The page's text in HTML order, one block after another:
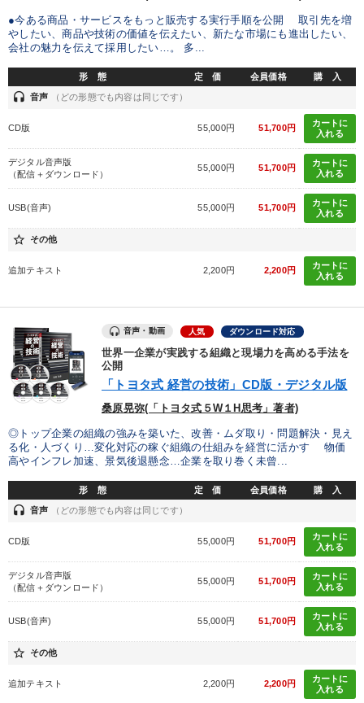
リーダーの器量を学ぶ
テーマ
組織と人を動かすマネジメント力を磨く 音声と動画で学ぶ
業種
IT・サービス・金融業 コンサルタント 専門家
キーワード
不動産 歴史に学ぶ 老舗企業 AI 心を磨く
マーケティング
ondemand_video 経営音声・動画を探す refresh 更新する
全国経営者セミナー収録物以外の経営教材（全762タイトル）からお探
カテゴリー
●今ある商品・サービスをもっと販売する実行手順を公開 取引先を増
やしたい、商品や技術の価値を伝えたい、新たな市場にも進出したい、
会社の魅力を伝えて採用したい…。 多...
形 態 定 価 会員価格 購 入
headset 音声 （どの形態でも内容は同じです）
CD版 55,000円 51,700円
カートに
入れる
デジタル音声版
（配信＋ダウンロード）
55,000円 51,700円
カートに
入れる
USB(音声) 55,000円 51,700円
カートに
入れる
star_border その他
追加テキスト 2,200円 2,200円
カートに
入れる
音声・動画 人気 ダウンロード対応
世界一企業が実践する組織と現場力を高める手法を
公開
「トヨタ式 経営の技術」CD版・デジタル版
桑原晃弥(「トヨタ式５W１H思考」著者)
◎トップ企業の組織の強みを築いた、改善・ムダ取り・問題解決・見え
る化・人づくり…変化対応の稼ぐ組織の仕組みを経営に活かす 物価
高やインフレ加速、景気後退懸念…企業を取り巻く未曾...
形 態 定 価 会員価格 購 入
headset 音声 （どの形態でも内容は同じです）
CD版 55,000円 51,700円
カートに
入れる
デジタル音声版
（配信＋ダウンロード）
55,000円 51,700円
カートに
入れる
USB(音声) 55,000円 51,700円
カートに
入れる
star_border その他
追加テキスト 2,200円 2,200円
カートに
入れる